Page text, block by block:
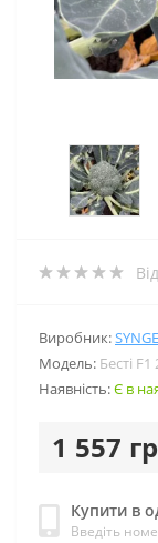
Виробник:
Модель: Бесті
Наявність:Є в
1 557
Купити в
Введіть